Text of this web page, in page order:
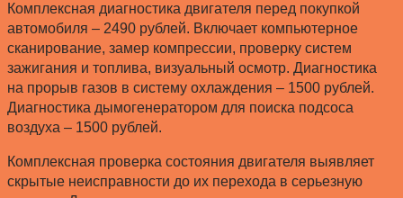
Комплексная диагностика двигателя перед покупкой
автомобиля – 2490 рублей. Включает компьютерное
сканирование, замер компрессии, проверку систем
зажигания и топлива, визуальный осмотр. Диагностика
на прорыв газов в систему охлаждения – 1500 рублей.
Диагностика дымогенератором для поиска подсоса
воздуха – 1500 рублей.
Комплексная проверка состояния двигателя выявляет
скрытые неисправности до их перехода в серьезную